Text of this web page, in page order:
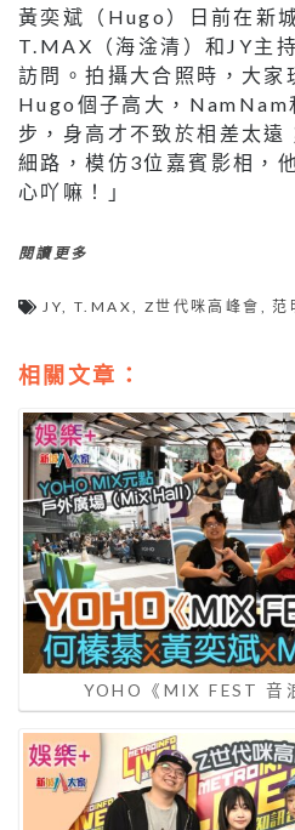
黃奕斌（Hugo）日前在新
T.MAX（海淦清）和JY主
訪問。拍攝大合照時，大家
Hugo個子高大，NamNam
步，身高才不致於相差太
細路，模仿3位嘉賓影相，
心吖嘛！」
閱讀更多
JY ,T.MAX Z世代咪高峰會 ,范
相關文章：
YOHO《MIX FEST 音